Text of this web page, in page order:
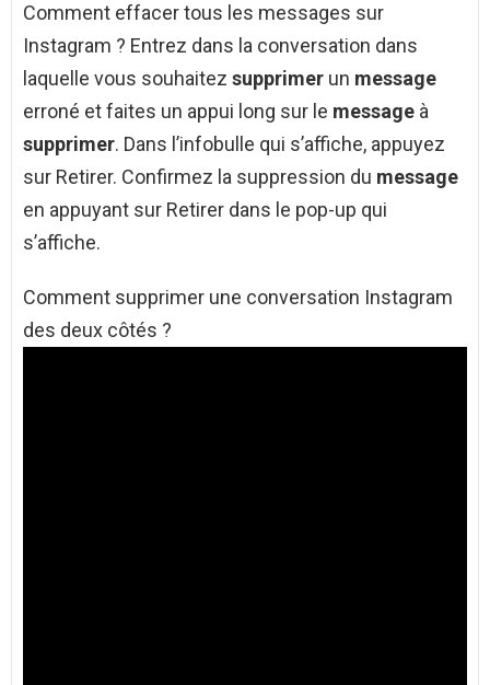
Comment effacer tous les messages sur
Instagram ? Entrez dans la conversation dans
laquelle vous souhaitez supprimer un message
erroné et faites un appui long sur le message à
supprimer. Dans l’infobulle qui s’affiche, appuyez
sur Retirer. Confirmez la suppression du message
en appuyant sur Retirer dans le pop-up qui
s’affiche.
Comment supprimer une conversation Instagram
des deux côtés ?